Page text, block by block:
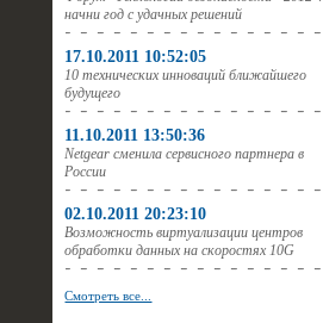
начни год с удачных решений
17.10.2011 10:52:05
10 технических инноваций ближайшего
будущего
11.10.2011 13:50:36
Netgear сменила сервисного партнера в
России
02.10.2011 20:23:10
Возможность виртуализации центров
обработки данных на скоростях 10G
Смотреть все...